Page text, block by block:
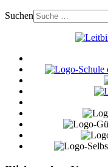
Suchen